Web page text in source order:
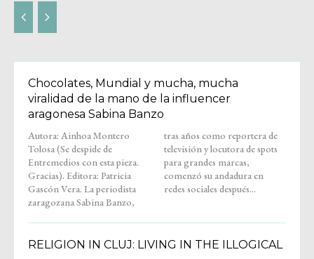
Chocolates, Mundial y mucha, mucha
viralidad de la mano de la influencer
aragonesa Sabina Banzo
Autora: Ainhoa Montero
Tolosa (Se despide de
Entremedios con esta pieza.
Gracias). Editora: Patricia
Gascón Vera. La periodista
zaragozana Sabina Banzo,
tras años como reportera de
televisión y locutora de spots
para grandes marcas,
comenzó su andadura en
redes sociales después...
RELIGION IN CLUJ: LIVING IN THE ILLOGICAL